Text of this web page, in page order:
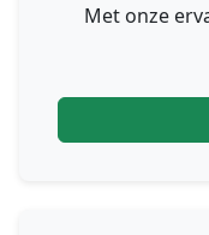
Met onze